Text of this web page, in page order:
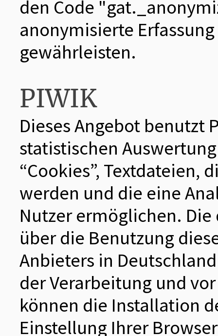
den Code
anonymisierte
gewährleisten.
PIWIK
Dieses Angebot benutzt
statistischen
“Cookies”, Textdateien,
werden und die eine
Nutzer ermöglichen.
über die Benutzung
Anbieters in
der Verarbeitung und
können die Installation
Einstellung Ihrer